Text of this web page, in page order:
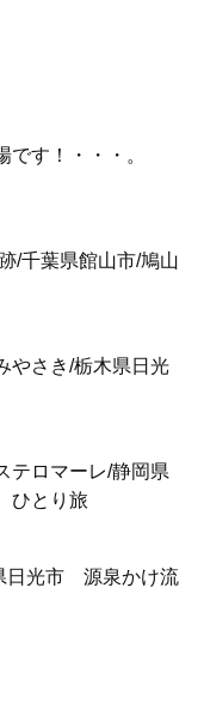
す！・・・。
/千葉県館山市/鳩山
やさき/栃木県日光
テロマーレ/静岡県
とり旅
日光市 源泉かけ流